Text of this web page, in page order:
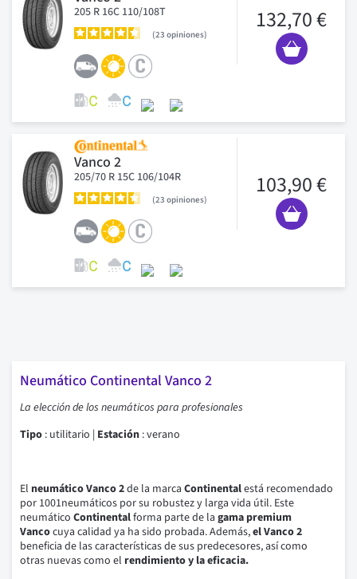
205 R 16C 110/108T
23 opiniones
132,70 €
Vanco 2
205/70 R 15C 106/104R
23 opiniones
103,90 €
Neumático Continental Vanco 2
La elección de los neumáticos para profesionales
Tipo : utilitario | Estación :verano
El neumático Vanco 2de la marca Continentalestá recomendado
por 1001neumáticos por su robustez y larga vida útil. Este
neumático Continentalforma parte de la gama premium
Vancocuya calidad ya ha sido probada.Además,el Vanco 2
beneficia de las características de sus predecesores, así como
otras nuevas como el rendimiento y la eficacia.